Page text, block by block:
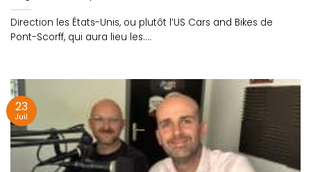
Direction les États-Unis, ou plutôt l’US Cars and Bikes de
Pont-Scorff, qui aura lieu les....
23
Juil